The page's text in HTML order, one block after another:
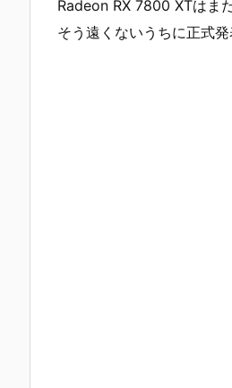
Radeon RX 7800 XTはま
そう遠くないうちに正式発